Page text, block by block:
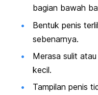
bagian bawah
Bentuk penis
sebenarnya.
Merasa sulit
kecil.
Tampilan penis